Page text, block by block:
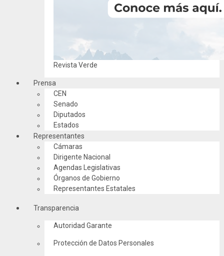
Revista Verde
Prensa
CEN
Senado
Diputados
Estados
Representantes
Cámaras
Dirigente Nacional
Agendas Legislativas
Órganos de Gobierno
Representantes Estatales
Transparencia
Autoridad Garante
Protección de Datos Personales